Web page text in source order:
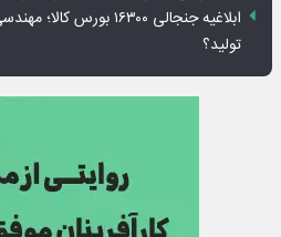
ابلاغیه جنجالی ۱۶۳۰۰
تولید؟